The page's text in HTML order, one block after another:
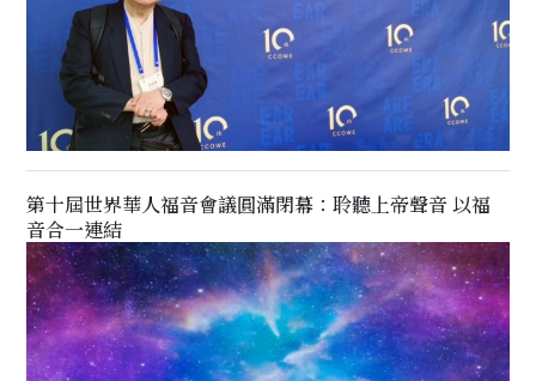
第十屆世界華人福音會議圓滿閉幕：聆聽上帝聲音 以福
音合一連結